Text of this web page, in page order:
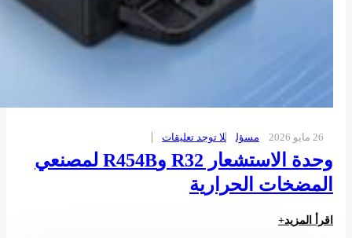
26 مايو 2026 مسؤل لا توجد تعليقات
وحدة الاستشعار R32 وR454B لمصنعي
المضخات الحرارية
اقرأ المزيد+